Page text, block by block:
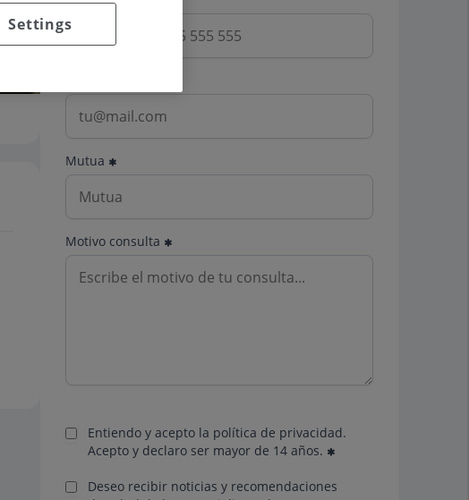
Mutua
Motivo consulta
Entiendo y acepto la política de privacidad.
Acepto y declaro ser mayor de 14 años.
Deseo recibir noticias y recomendaciones
Settings